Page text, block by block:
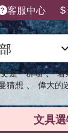
客服中心
是一群喵 、 暑
猜想 、 偉大的
文具